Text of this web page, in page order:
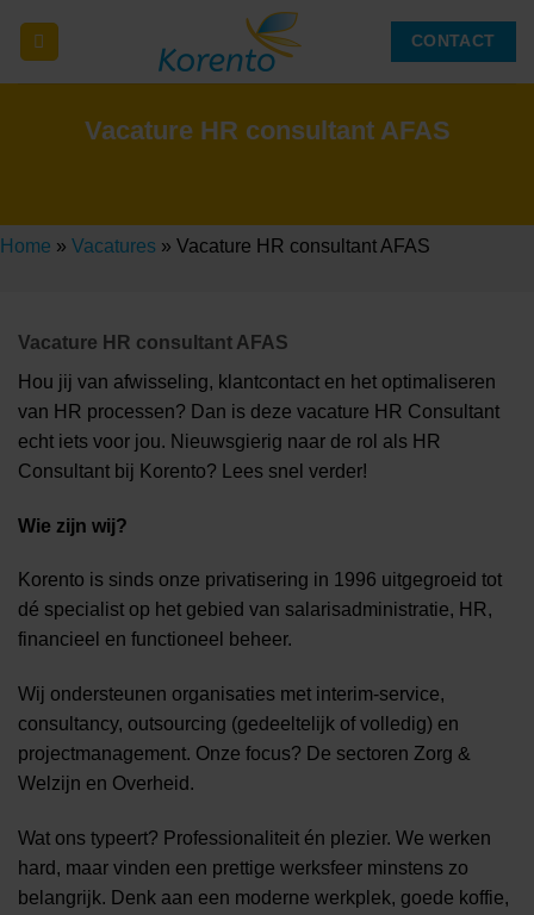
naar
CONTACT
Vacature HR consultant AFAS
Home » Vacatures » Vacature HR consultant AFAS
Vacature HR consultant AFAS
Hou jij van afwisseling, klantcontact en het optimaliseren
van HR processen? Dan is deze vacature HR Consultant
echt iets voor jou. Nieuwsgierig naar de rol als HR
Consultant bij Korento? Lees snel verder!
Wie zijn wij?
Korento is sinds onze privatisering in 1996 uitgegroeid tot
dé specialist op het gebied van salarisadministratie, HR,
financieel en functioneel beheer.
Wij ondersteunen organisaties met interim-service,
consultancy, outsourcing (gedeeltelijk of volledig) en
projectmanagement. Onze focus? De sectoren Zorg &
Welzijn en Overheid.
Wat ons typeert? Professionaliteit én plezier. We werken
hard, maar vinden een prettige werksfeer minstens zo
belangrijk. Denk aan een moderne werkplek, goede koffie,